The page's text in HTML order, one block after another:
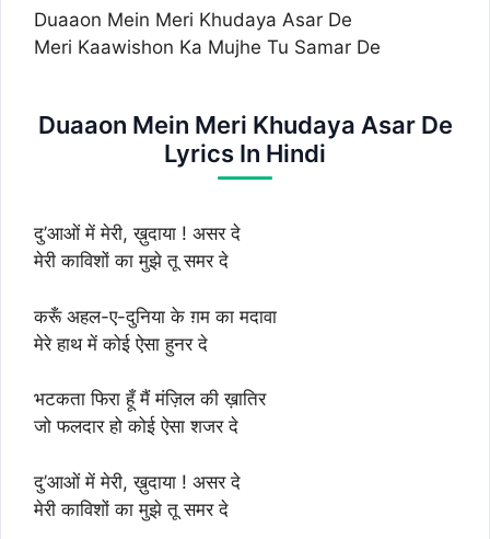
Duaaon Mein Meri Khudaya Asar De
Meri Kaawishon Ka Mujhe Tu Samar De
Duaaon Mein Meri Khudaya Asar De
Lyrics In Hindi
दु’आओं में मेरी, ख़ुदाया ! असर दे
मेरी काविशों का मुझे तू समर दे
करूँ अहल-ए-दुनिया के ग़म का मदावा
मेरे हाथ में कोई ऐसा हुनर दे
भटकता फिरा हूँ मैं मंज़िल की ख़ातिर
जो फलदार हो कोई ऐसा शजर दे
दु’आओं में मेरी, ख़ुदाया ! असर दे
मेरी काविशों का मुझे तू समर दे